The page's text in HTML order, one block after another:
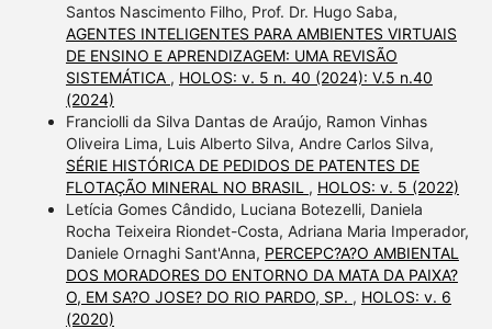
Santos Nascimento Filho, Prof. Dr. Hugo Saba,
AGENTES INTELIGENTES PARA AMBIENTES VIRTUAIS
DE ENSINO E APRENDIZAGEM: UMA REVISÃO
SISTEMÁTICA , HOLOS: v. 5 n. 40 (2024): V.5 n.40
(2024)
Franciolli da Silva Dantas de Araújo, Ramon Vinhas
Oliveira Lima, Luis Alberto Silva, Andre Carlos Silva,
SÉRIE HISTÓRICA DE PEDIDOS DE PATENTES DE
FLOTAÇÃO MINERAL NO BRASIL , HOLOS: v. 5 (2022)
Letícia Gomes Cândido, Luciana Botezelli, Daniela
Rocha Teixeira Riondet-Costa, Adriana Maria Imperador,
Daniele Ornaghi Sant'Anna, PERCEPC?A?O AMBIENTAL
DOS MORADORES DO ENTORNO DA MATA DA PAIXA?
O, EM SA?O JOSE? DO RIO PARDO, SP. , HOLOS: v. 6
(2020)